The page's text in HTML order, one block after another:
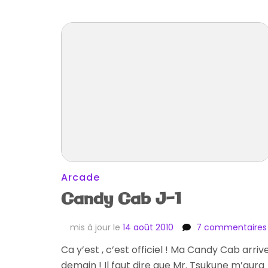
Arcade
Candy Cab J-1
mis à jour le 14 août 2010 7 commentaires
Ca y’est , c’est officiel ! Ma Candy Cab